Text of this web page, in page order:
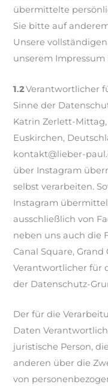
übermittelte
Sie bitte auf
Unsere
unserem Impressum
1.2Verantwortlicher
Sinne der
Katrin Zerlett-Mittag,
Euskirchen,
kontakt@lieber-
über Instagram
selbst verarbeiten.
Instagram
ausschließlich von
neben uns auch die
Canal Square,
Verantwortlicher für
der Datenschutz-
Der für die
Daten
juristische Person,
anderen über die
von